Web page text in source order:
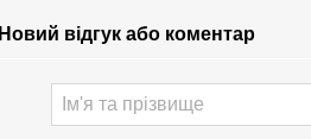
Новий відгук або коментар